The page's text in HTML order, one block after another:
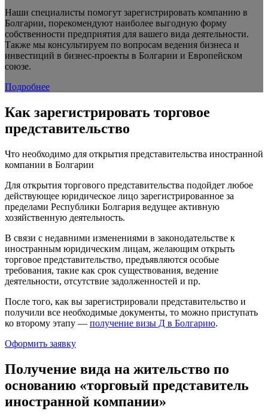
Наши специалисты помогут зарегистрировать компанию в
Болгарии, порекомендуют наиболее выгодную форму
собственности предприятия для вашего вида деятельности.
Также мы консультируем по вопросам ведения бизнеса и
инвестиций в бизнес-проекты в Болгарии и Европейском
союзе.
Подробнее
Как зарегистрировать торговое
представительство
Что необходимо для открытия представительства иностранной
компании в Болгарии
Для открытия торгового представительства подойдет любое
действующее юридическое лицо зарегистрированное за
пределами Республики Болгария ведущее активную
хозяйственную деятельность.
В связи с недавними изменениями в законодательстве к
иностранным юридическим лицам, желающим открыть
торговое представительство, предъявляются особые
требования, такие как срок существования, ведение
деятельности, отсутствие задолженностей и пр.
После того, как вы зарегистрировали представительство и
получили все необходимые документы, то можно приступать
ко второму этапу — получение визы Д в Болгарию.
Оформить заявку
Получение вида на жительство по
основанию «торговый представитель
иностранной компании»